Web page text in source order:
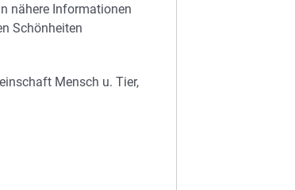
nähere Informationen
Schönheiten
Mensch u. Tier,